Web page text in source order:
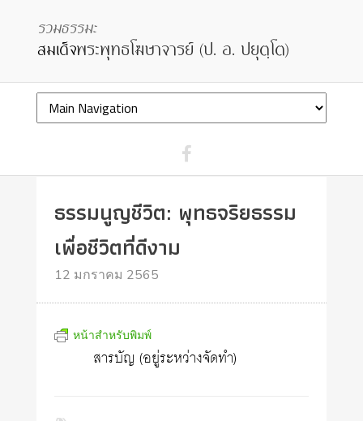
ธรรมนูญชีวิต: พุทธจริยธรรม
เพื่อชีวิตที่ดีงาม
12 มกราคม 2565
หน้าสำหรับพิมพ์
สารบัญ (อยู่ระหว่างจัดทำ)